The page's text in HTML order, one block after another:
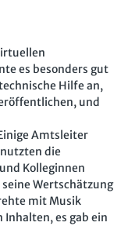
es besonders gut
Hilfe an,
und
Amtsleiter
die
Kolleginnen
Wertschätzung
mit Musik
es gab ein